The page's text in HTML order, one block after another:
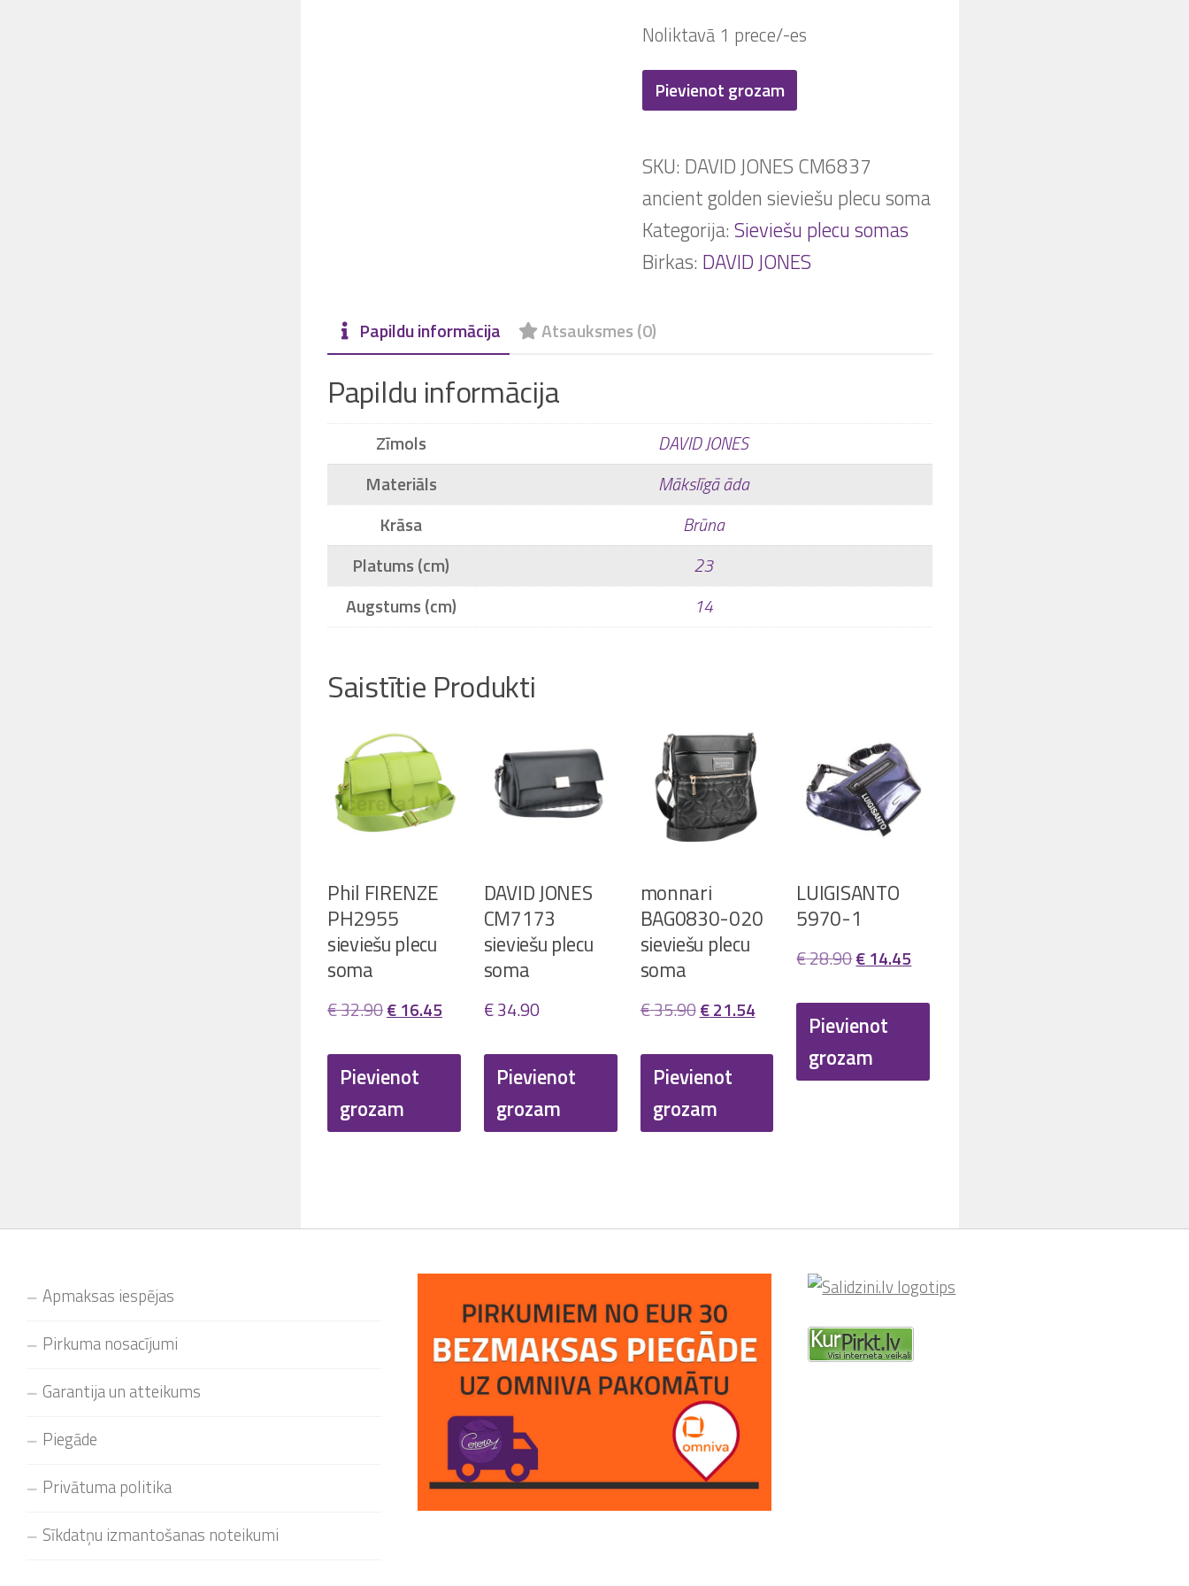
Noliktavā 1 prece/-es
DAVID
JONES
sieviešu
plecu
soma
daudzums
Pievienot grozam
SKU: DAVID JONES CM6837
ancient golden sieviešu plecu soma
Kategorija: Sieviešu plecu somas
Birkas: DAVID JONES
Papildu informācija Atsauksmes (0)
Papildu informācija
Zīmols
DAVID JONES
Materiāls
Mākslīgā āda
Krāsa
Brūna
Platums (cm)
23
Augstums (cm)
14
Saistītie Produkti
Phil FIRENZE
PH2955
sieviešu plecu
soma
€32.90Original
was:
€ 32.90.
€ 16.45 Current
€ 16.45.
Pievienot
grozam
DAVID JONES
CM7173
sieviešu plecu
soma
€34.90
Pievienot
grozam
monnari
BAG0830-020
sieviešu plecu
soma
€35.90Original
was:
€ 35.90.
€21.54Current
Pievienot
grozam
LUIGISANTO
5970-1
€28.90Original
was:
€ 28.90.
€ 14.45
Pievienot
grozam
Apmaksas iespējas
Pirkuma nosacījumi
Garantija un atteikums
Piegāde
Privātuma politika
Sīkdatņu izmantošanas noteikumi